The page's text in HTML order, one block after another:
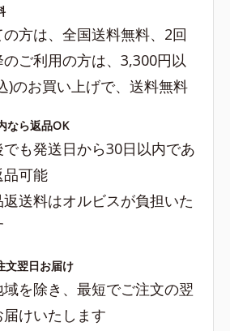
方は、全国送料無料、2回
のご利用の方は、3,300円以
)のお買い上げで、送料無料
なら返品OK
でも発送日から30日以内であ
品可能
送料はオルビスが負担いた
文翌日お届け
を除き、最短でご注文の翌
届けいたします